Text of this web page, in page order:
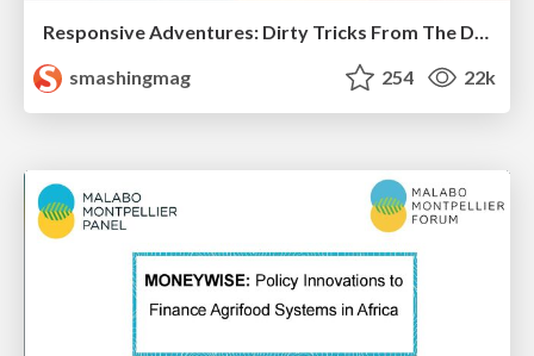
Responsive Adventures: Dirty Tricks From The Dark Corners of Front-End
smashingmag
254 22k